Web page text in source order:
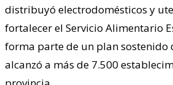
distribuyó electrodomésticos y
fortalecer el Servicio Alimentario
forma parte de un plan sostenido
alcanzó a más de 7.500